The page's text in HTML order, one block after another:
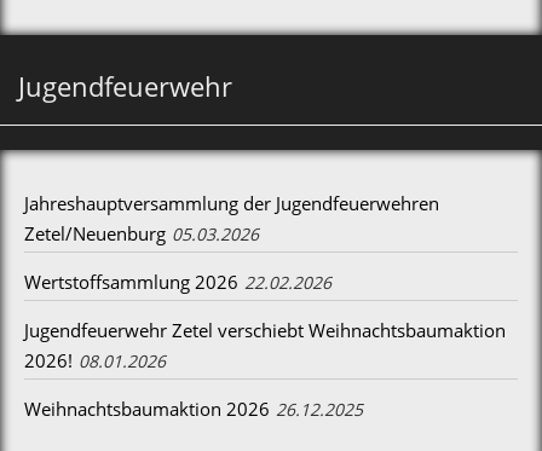
Jugendfeuerwehr
Jahreshauptversammlung der Jugendfeuerwehren
Zetel/Neuenburg 05.03.2026
Wertstoffsammlung 2026 22.02.2026
Jugendfeuerwehr Zetel verschiebt Weihnachtsbaumaktion
2026! 08.01.2026
Weihnachtsbaumaktion 2026 26.12.2025